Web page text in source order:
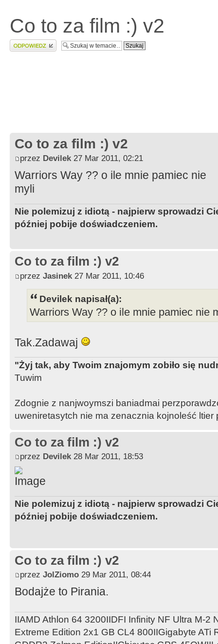
Co to za film :) v2
Wyślij odpowiedź
Co to za film :) v2
przez Devilek27 Mar 2011, 02:21
Warriors Way ?? o ile mnie pamiec nie
myli
Nie polemizuj z idiotą - najpierw sprowadzi
później pobije doświadczeniem.
Co to za film :) v2
przez Jasinek 27 Mar 2011, 10:46
Devilek napisał(a):
Warriors Way ?? o ile mnie pamiec nie
Tak.Zadawaj
"Żyj tak, aby Twoim znajomym zobiło się
Tuwim
Zdognie z nanjwoymszi baniadmai
uweniretasytch nie ma zenacznia kojnoleść
Co to za film :) v2
przez Devilek28 Mar 2011, 18:53
Nie polemizuj z idiotą - najpierw sprowadzi
później pobije doświadczeniem.
Co to za film :) v2
przez JolZiomo 29 Mar 2011, 08:44
Bodajże to Pirania.
IIAMD Athlon 64 3200IIDFI Infinity NF Ultra M-2
Extreme Edition 2x1 GB CL4 800IIGigabyte ATi